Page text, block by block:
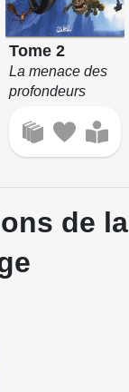
Tome 2
La menace des
profondeurs
de la